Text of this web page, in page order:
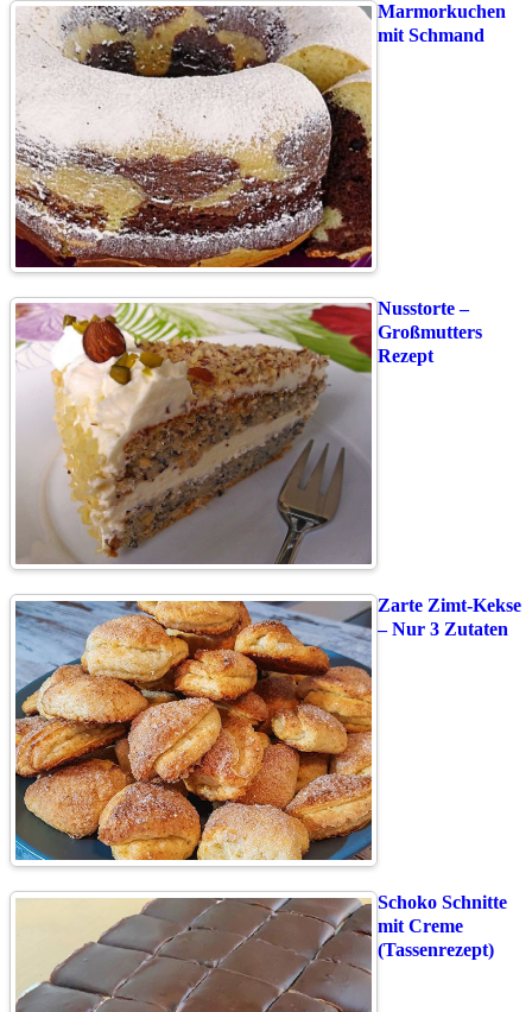
Marmorkuchen
mit Schmand
Nusstorte –
Großmutters
Rezept
Zarte Zimt-Kekse
– Nur 3 Zutaten
Schoko Schnitte
mit Creme
(Tassenrezept)